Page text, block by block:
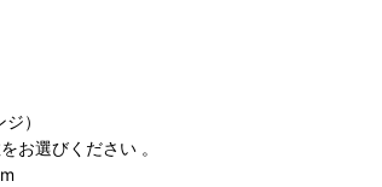
）
枚数をお選びください 。